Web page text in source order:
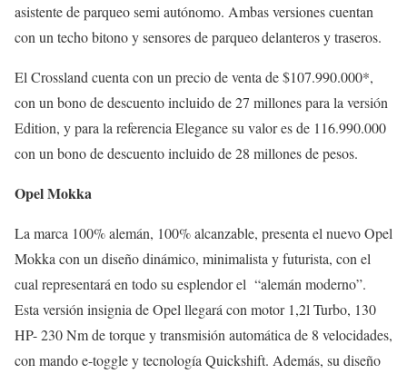
asistente de parqueo semi autónomo. Ambas versiones cuentan
con un techo bitono y sensores de parqueo delanteros y traseros.
El Crossland cuenta con un precio de venta de $107.990.000*,
con un bono de descuento incluido de 27 millones para la versión
Edition, y para la referencia Elegance su valor es de 116.990.000
con un bono de descuento incluido de 28 millones de pesos.
Opel Mokka
La marca 100% alemán, 100% alcanzable, presenta el nuevo Opel
Mokka con un diseño dinámico, minimalista y futurista, con el
cual representará en todo su esplendor el “alemán moderno”.
Esta versión insignia de Opel llegará con motor 1,2l Turbo, 130
HP- 230 Nm de torque y transmisión automática de 8 velocidades,
con mando e-toggle y tecnología Quickshift. Además, su diseño